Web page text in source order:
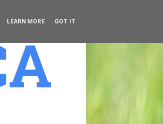
LEARN MORE GOT IT